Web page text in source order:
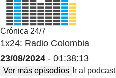
Crónica 24/7
1x24: Radio Colombia
23/08/2024 - 01:38:13
Ver más episodios Ir al podcast